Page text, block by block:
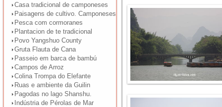
Casa tradicional de camponeses
Paisagens de cultivo. Camponeses
Pesca com cormoranes
Plantacion de te tradicional
Povo Yangshuo County
Gruta Flauta de Cana
Passeio em barca de bambú
Campos de Arroz
Colina Trompa do Elefante
Ruas e ambiente da Guilin
Pagodas no lago Shanshu.
Indústria de Pérolas de Mar